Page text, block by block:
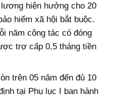
hiện hưởng cho 20
hiểm xã hội bắt buộc.
năm công tác có đóng
trợ cấp 0,5 tháng tiền
trên 05 năm đến đủ 10
tại Phụ lục I ban hành